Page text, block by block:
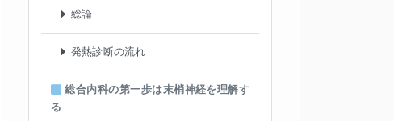
総論
発熱診断の流れ
総合内科の第一歩は末梢神経を理解す
る